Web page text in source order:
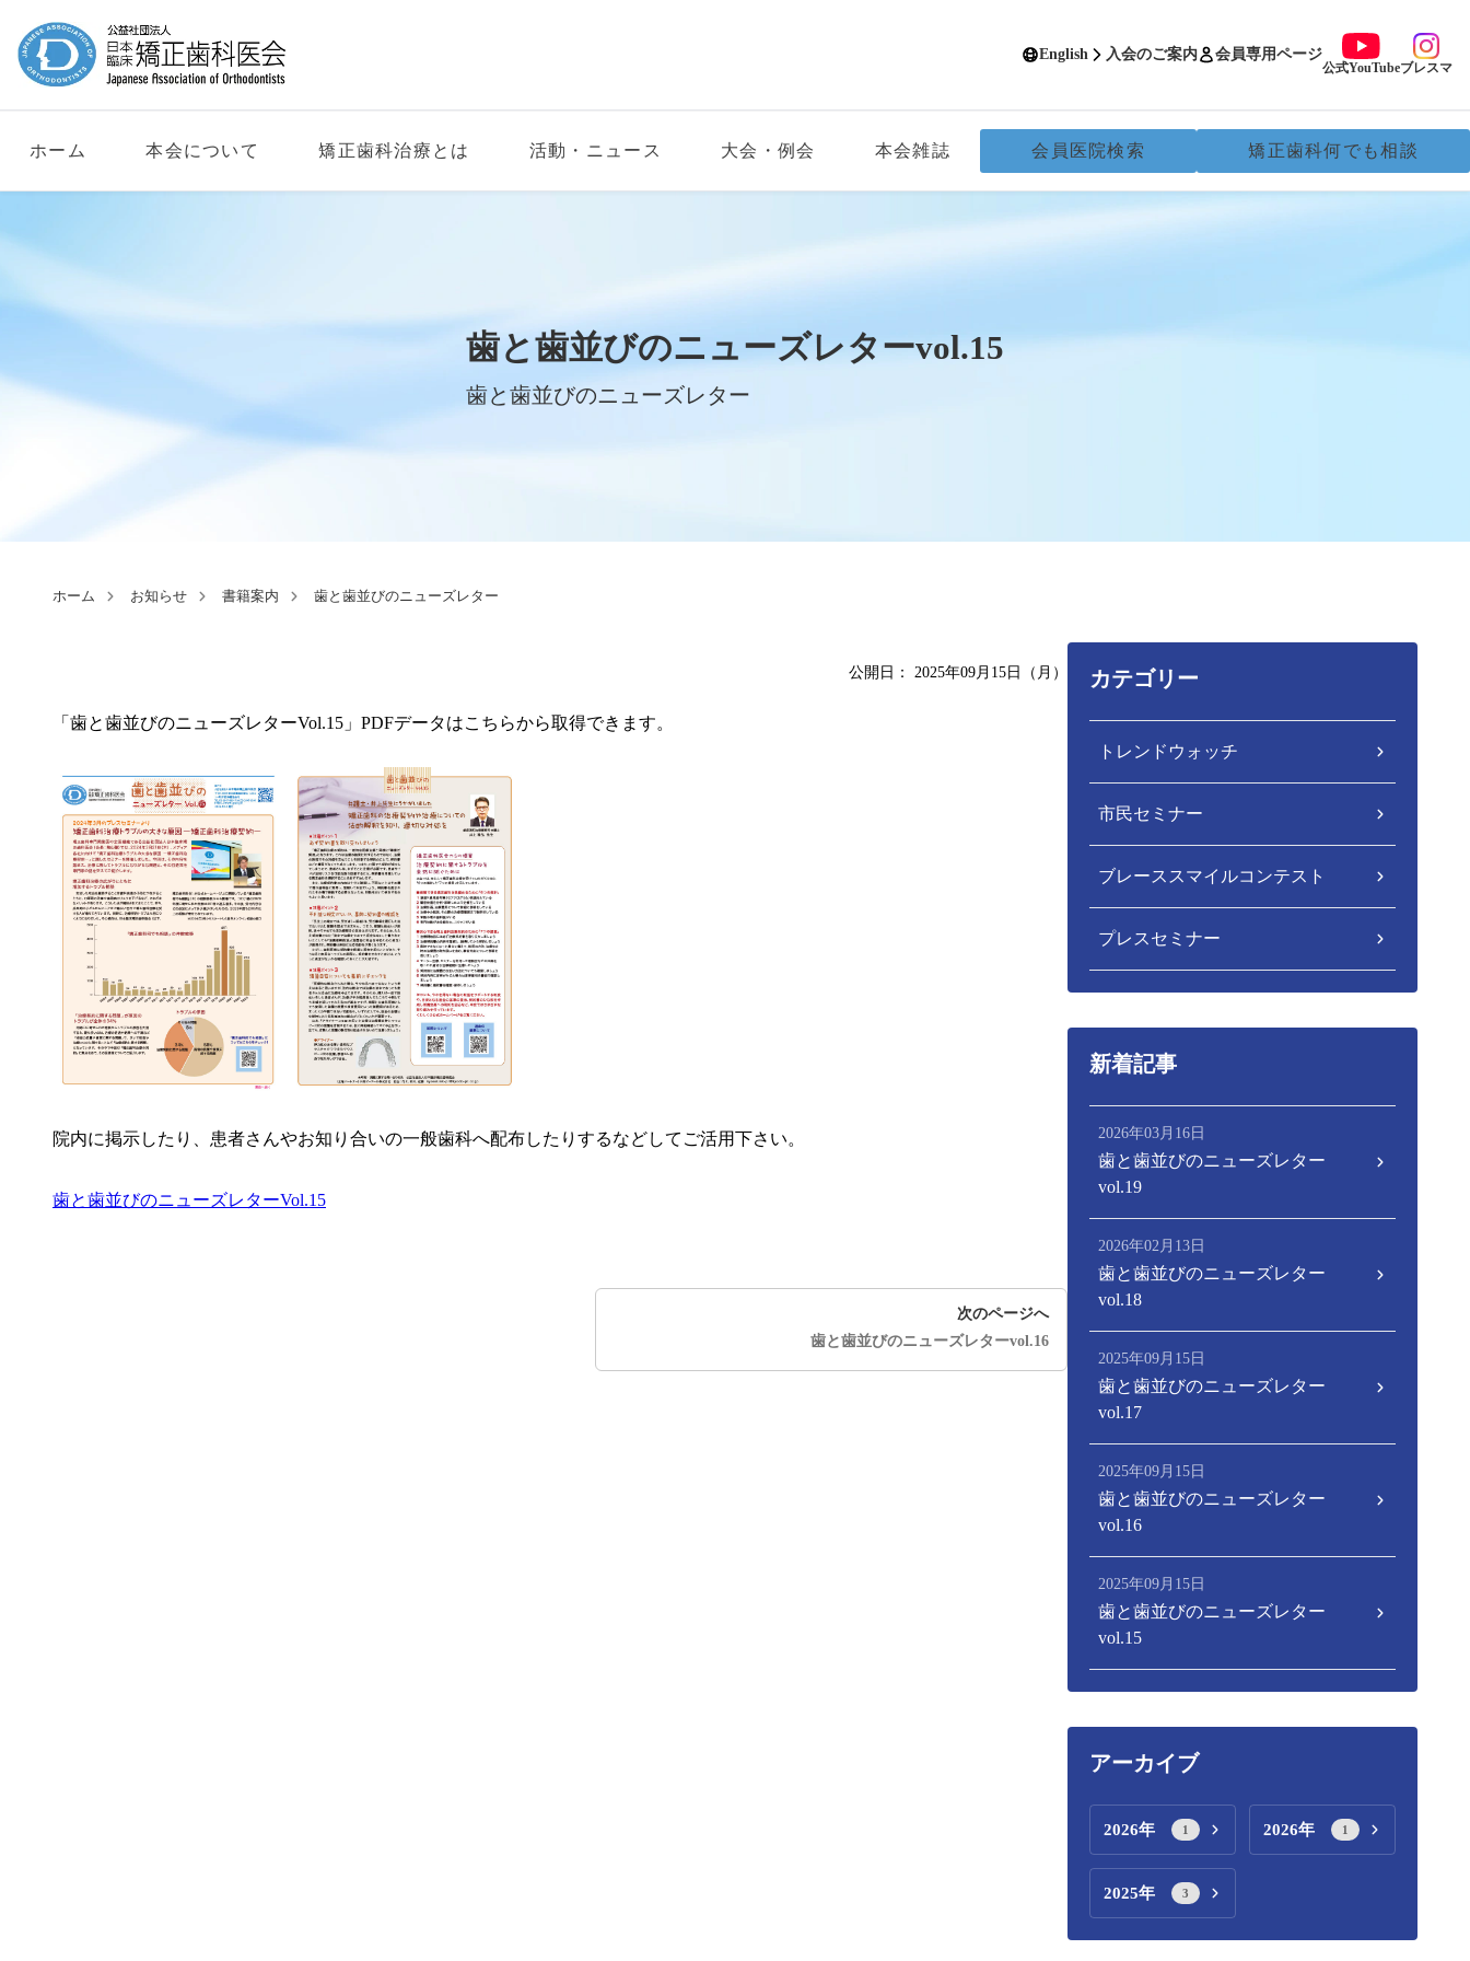
English 入会のご案内 会員専用ページ
公式YouTubeブレスマ
ホーム 本会について 矯正歯科治療とは 活動・ニュース 大会・例会 本会雑誌 会員医院検索 矯正歯科何でも相談
歯と歯並びのニューズレターvol.15
歯と歯並びのニューズレター
ホーム お知らせ 書籍案内 歯と歯並びのニューズレター
公開日： 2025年09月15日（月）
「歯と歯並びのニューズレターVol.15」PDFデータはこちらから取得できます。
院内に掲示したり、患者さんやお知り合いの一般歯科へ配布したりするなどしてご活用下さい。
歯と歯並びのニューズレターVol.15
次のページへ
歯と歯並びのニューズレターvol.16
カテゴリー
トレンドウォッチ
市民セミナー
ブレーススマイルコンテスト
プレスセミナー
新着記事
2026年03月16日
歯と歯並びのニューズレター
vol.19
2026年02月13日
歯と歯並びのニューズレター
vol.18
2025年09月15日
歯と歯並びのニューズレター
vol.17
2025年09月15日
歯と歯並びのニューズレター
vol.16
2025年09月15日
歯と歯並びのニューズレター
vol.15
アーカイブ
2026年 1 2026年 1
2025年 3